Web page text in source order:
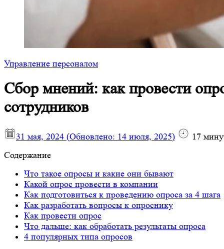
Управление персоналом
Сбор мнений: как провести
сотрудников
31 мая, 2024 (Обновлено: 14 июля, 2025) 17
Содержание
Что такое опросы и какие они бывают
Какой опрос провести в компании
Как подготовиться к проведению опроса за 4 шага
Как разработать вопросы к опроснику
Как провести опрос
Что дальше: как обработать результаты опроса
4 популярных типа опросов